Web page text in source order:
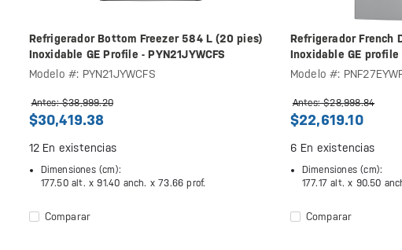
Refrigerador Bottom Freezer 584 L (20 pies)
Inoxidable GE Profile - PYN21JYWCFS
Modelo #: PYN21JYWCFS
Antes: $38,999.20
$30,419.38
12 En existencias
Dimensiones (cm):
177.50 alt. x91.40 anch. x73.66 prof.
Comparar
Refrigerador French
Inoxidable GE profile
Modelo #:
Antes: $28,998.84
$22,619.10
6 En existencias
Dimensiones (cm):
177.17 alt. x 90.50
Comparar